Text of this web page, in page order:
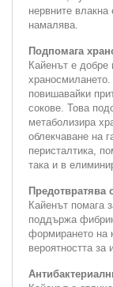
нервните влакна
намалява.
Подпомага
Кайенът е добре
храносмилането.
повишавайки
сокове. Това
метаболизира
облекчаване на
перисталтика,
така и в
Предотвратява
Кайенът помага
поддържа
формирането на
вероятността за